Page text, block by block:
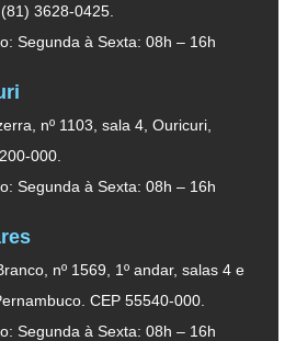
3628-0425.
Segunda à Sexta: 08h – 16h
nº 1103, sala 4, Ouricuri,
000.
Segunda à Sexta: 08h – 16h
nº 1569, 1º andar, salas 4 e
CEP 55540-000.
Segunda à Sexta: 08h – 16h